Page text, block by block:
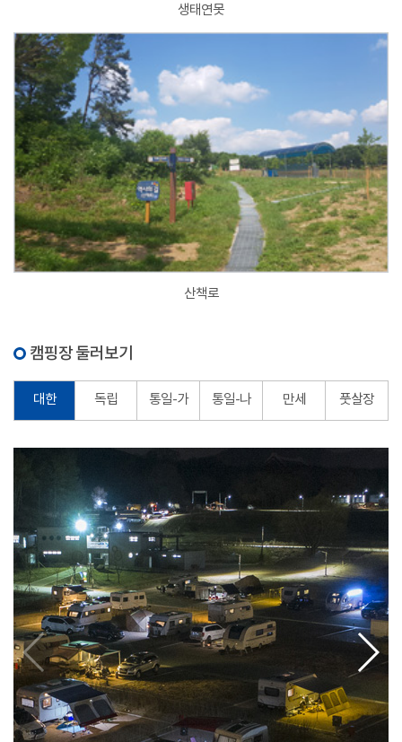
생태연못
산책로
캠핑장 둘러보기
대한 독립 통일-가 통일-나 만세 풋살장